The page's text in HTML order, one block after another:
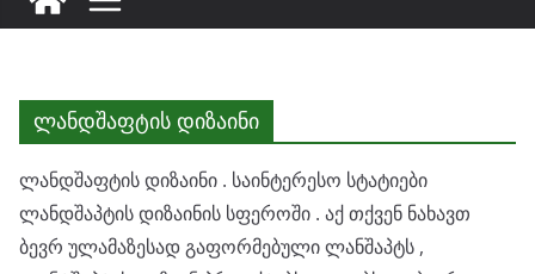
ლანდშაფტის დიზაინი
ლანდშაფტის დიზაინი . საინტერესო სტატიები
ლანდშაპტის დიზაინის სფეროში . აქ თქვენ ნახავთ
ბევრ ულამაზესად გაფორმებული ლანშაპტს ,